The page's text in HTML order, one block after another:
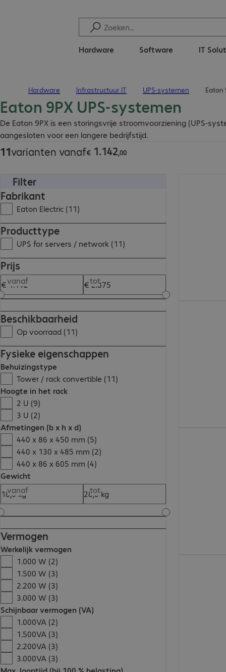
Hardware Software IT
Hardware Infrastructuur IT UPS-systemen Eaton
Eaton 9PX UPS-systemen
De Eaton 9PX is een storingsvrije stroomvoorziening (UPS-
aangesloten voor een langere bedrijfstijd.
11varianten vanaf€ 1.142,00
€ 1.142,00
Filter
Fabrikant
Eaton Electric (11)
Producttype
UPS for servers / network (11)
Prijs
vanaf tot
Beschikbaarheid
Op voorraad (11)
Fysieke eigenschappen
Behuizingstype
Tower / rack convertible (11)
Hoogte in het rack
2 U (9)
3 U (2)
Afmetingen (b x h x d)
440 x 86 x 450 mm (5)
440 x 130 x 485 mm (2)
440 x 86 x 605 mm (4)
Gewicht
vanaf
tot
Vermogen
Werkelijk vermogen
1.000 W (2)
1.500 W (3)
2.200 W (3)
3.000 W (3)
Schijnbaar vermogen (VA)
1.000VA (2)
1.500VA (3)
2.200VA (3)
3.000VA (3)